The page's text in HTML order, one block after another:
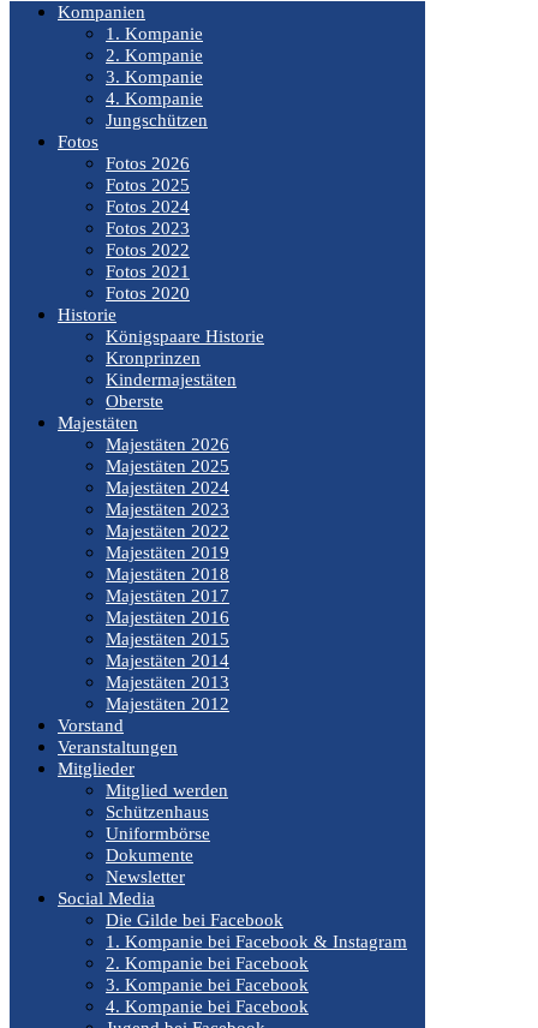
Kompanien
1. Kompanie
2. Kompanie
3. Kompanie
4. Kompanie
Jungschützen
Fotos
Fotos 2026
Fotos 2025
Fotos 2024
Fotos 2023
Fotos 2022
Fotos 2021
Fotos 2020
Historie
Königspaare Historie
Kronprinzen
Kindermajestäten
Oberste
Majestäten
Majestäten 2026
Majestäten 2025
Majestäten 2024
Majestäten 2023
Majestäten 2022
Majestäten 2019
Majestäten 2018
Majestäten 2017
Majestäten 2016
Majestäten 2015
Majestäten 2014
Majestäten 2013
Majestäten 2012
Vorstand
Veranstaltungen
Mitglieder
Mitglied werden
Schützenhaus
Uniformbörse
Dokumente
Newsletter
Social Media
Die Gilde bei Facebook
1. Kompanie bei Facebook & Instagram
2. Kompanie bei Facebook
3. Kompanie bei Facebook
4. Kompanie bei Facebook